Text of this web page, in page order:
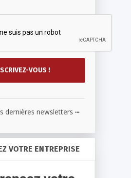
dernières newsletters ...
VOTRE ENTREPRISE